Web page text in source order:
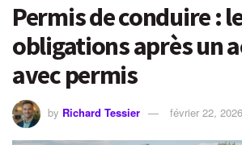
Permis de conduire :
obligations après un
avec permis
by Richard Tessier février 22, 2026